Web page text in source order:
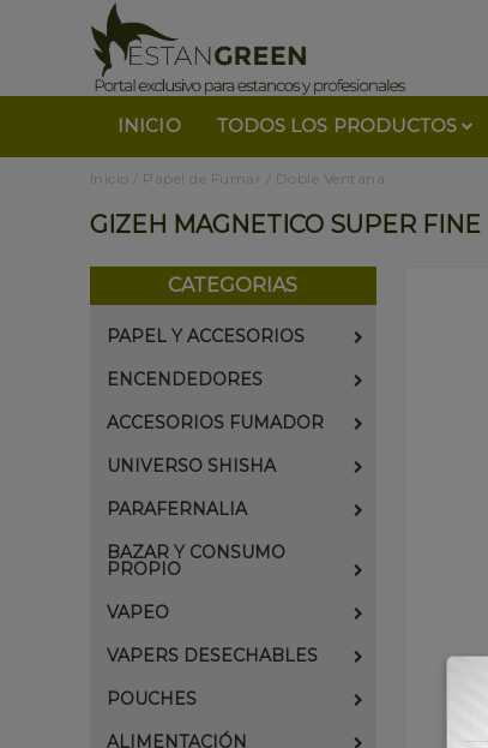
INICIO TODOS LOS PRODUCTOS
Inicio Papel de Fumar Doble Ventana
GIZEH MAGNETICO SUPER
CATEGORIAS
PAPEL Y ACCESORIOS
ENCENDEDORES
ACCESORIOS FUMADOR
UNIVERSO SHISHA
PARAFERNALIA
BAZAR Y CONSUMO
PROPIO
VAPEO
VAPERS DESECHABLES
POUCHES
ALIMENTACIÓN